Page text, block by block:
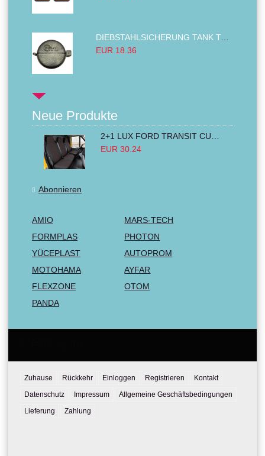
DIEBSTAHLSICHERUNG TANK TANKDECKEL DIESELTANK KRAFTSTOFFTANKDECKEL VERRIEGELUNG PASSEND FÜR LKW PKW TRAKTOREN BAGGER 80MM
EUR 18.36
Neue Produkte
EUR 30.24
Abonnieren
AMIO
MARS-TECH
FORMPLAS
PHOTON
YÜCEPLAST
AUTOPROM
MOTOHAMA
AYFAR
FLEXZONE
OTOM
PANDA
Zuhause Rückkehr Einloggen Registrieren
Kontakt
Datenschutz
Impressum
Allgemeine Geschäftsbedingungen
Lieferung
Zahlung